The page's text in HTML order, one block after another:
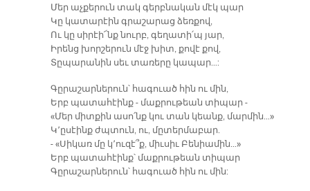
Մեր աչքերուն տակ գերբնական մէկ պար
Կը կատարէին գրաշարաց ձեռքով,
Ու կը սիրէի՜նք նուրբ, գեղատի՛պ յար,
Իրենց խորշերուն մէջ խիտ, քովէ քով,
Տըպարանին սեւ տառերը կապար…:
Գըրաշարներուն՝ հագուած հին ու մին,
Երբ պատահէինք - մաքրութեան տիպար -
«Մեր միտքին ասո՛նք կու տան կեանք, մարմին…»
Կ՚ըսէինք ժպտուն, ու, մըտերմաբար.
- «Սիկառ մը կ՚ուզէ՞ք, միւսիւ Բենիամին…»
Երբ պատահէինք՝ մաքրութեան տիպար
Գըրաշարներուն՝ հագուած հին ու մին: